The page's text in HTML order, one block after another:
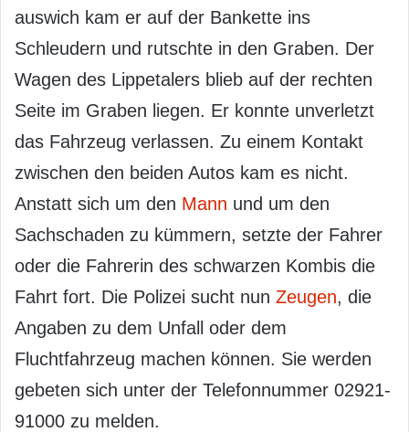
auswich kam er auf der Bankette ins
Schleudern und rutschte in den Graben. Der
Wagen des Lippetalers blieb auf der rechten
Seite im Graben liegen. Er konnte unverletzt
das Fahrzeug verlassen. Zu einem Kontakt
zwischen den beiden Autos kam es nicht.
Anstatt sich um den Mann und um den
Sachschaden zu kümmern, setzte der Fahrer
oder die Fahrerin des schwarzen Kombis die
Fahrt fort. Die Polizei sucht nun Zeugen, die
Angaben zu dem Unfall oder dem
Fluchtfahrzeug machen können. Sie werden
gebeten sich unter der Telefonnummer 02921-
91000 zu melden.